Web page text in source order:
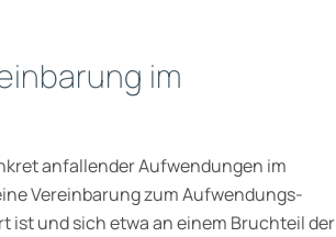
im
anfallender Aufwendungen im
Vereinbarung zum Aufwendungs­
ist und sich etwa an einem Bruchteil der